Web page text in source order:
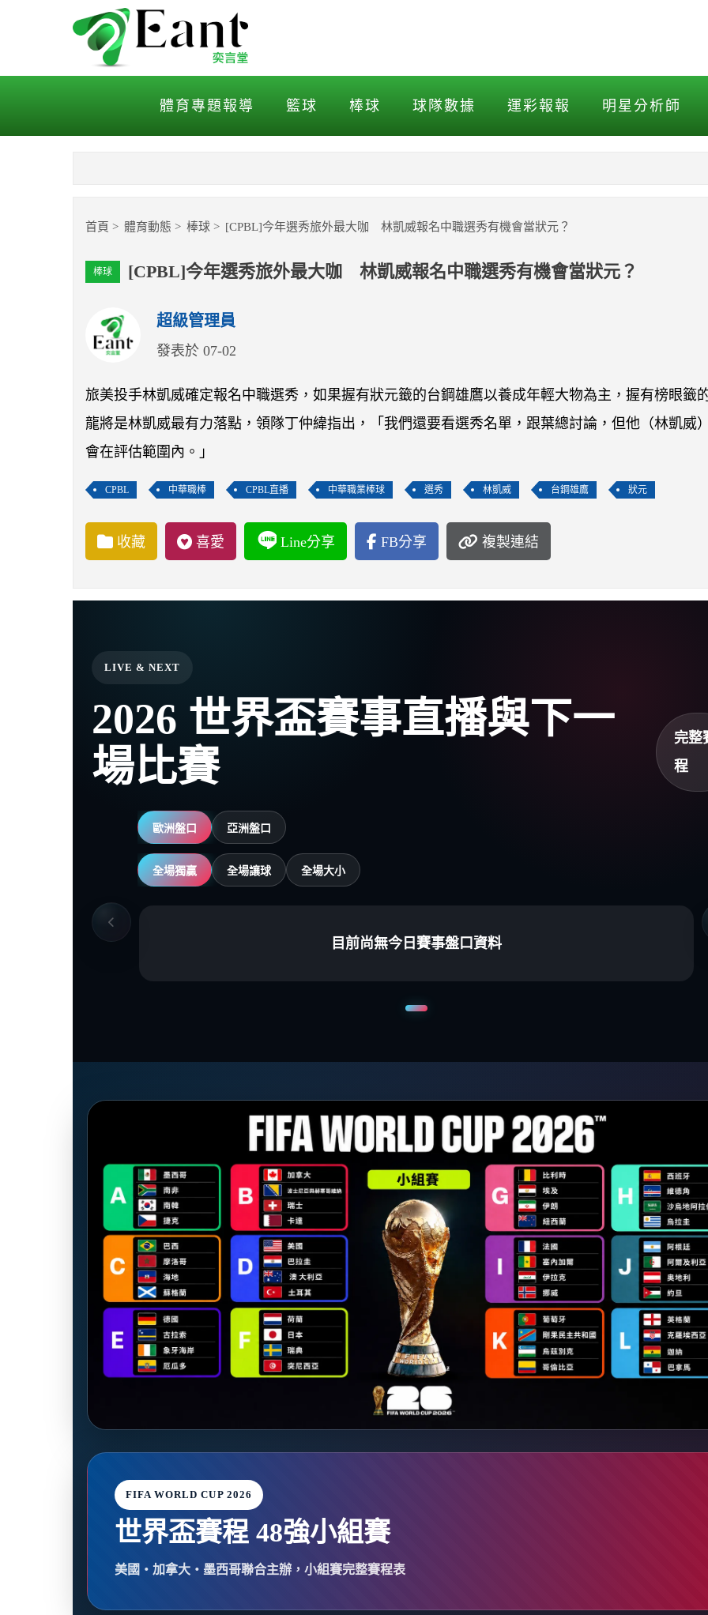
[CPBL]今年選秀旅外最大咖 林凱威報名中職選秀有機
體育專題報導 籃球 棒球 球隊數據 運彩報報 明星分析師
首頁 體育動態 棒球 [CPBL]今年選秀旅外最大咖 林凱威報名中職選秀有機會當狀元？
棒球 [CPBL]今年選秀旅外最大咖 林凱威報名中職選秀有機會當狀元？
超級管理員
發表於 07-02
旅美投手林凱威確定報名中職選秀，如果握有狀元籤的台鋼雄鷹以養成年輕大物為主，握有榜眼籤
龍將是林凱威最有力落點，領隊丁仲緯指出，「我們還要看選秀名單，跟葉總討論，但他（林凱威
會在評估範圍內。」
CPBL 中華職棒 CPBL直播 中華職業棒球 選秀 林凱威 台鋼雄鷹 狀元
收藏 喜愛 Line分享 FB分享 複製連結
LIVE & NEXT
2026 世界盃賽事直播與下一
場比賽
完整
程
歐洲盤口 亞洲盤口
全場獨贏 全場讓球 全場大小
目前尚無今日賽事盤口資料
FIFA WORLD CUP 2026
世界盃賽程 48強小組賽
美國・加拿大・墨西哥聯合主辦，小組賽完整賽程表